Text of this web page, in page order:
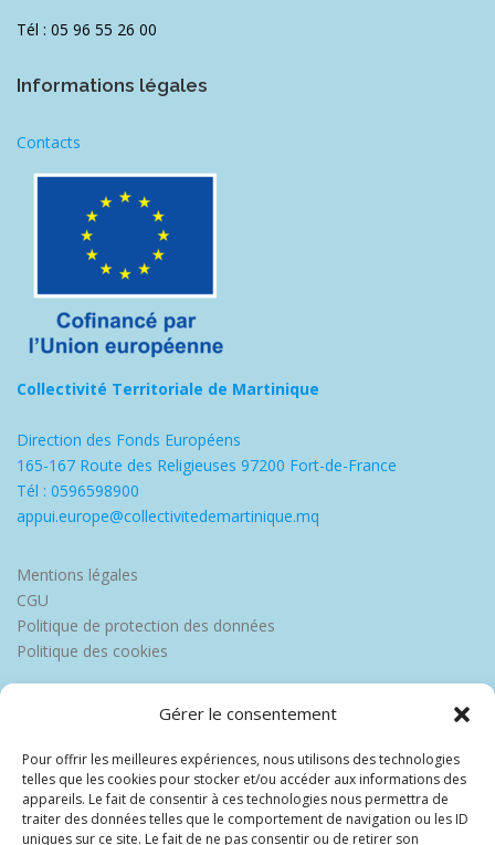
Gérer le consentement
Pour offrir les meilleures expériences, nous utilisons des technologies
telles que les cookies pour stocker et/ou accéder aux informations des
appareils. Le fait de consentir à ces technologies nous permettra de
traiter des données telles que le comportement de navigation ou les ID
uniques sur ce site. Le fait de ne pas consentir ou de retirer son
Tél : 05 96 55 26 00
Informations légales
Contacts
Collectivité Territoriale de Martinique
Direction des Fonds Européens
165-167 Route des Religieuses 97200 Fort-de-France
Tél : 0596598900
appui.europe@collectivitedemartinique.mq
Mentions légales
CGU
Politique de protection des données
Politique des cookies